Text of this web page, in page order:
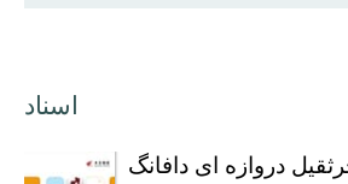
اسناد
دروازه ای دافانگ